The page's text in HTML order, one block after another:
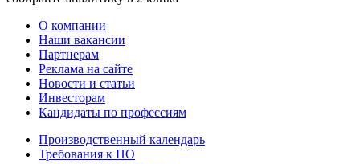
О компании
Наши вакансии
Партнерам
Реклама на сайте
Новости и статьи
Инвесторам
Кандидаты по профессиям
Производственный календарь
Требования к ПО